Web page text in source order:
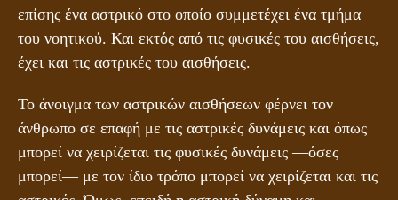
επίσης ένα αστρικό στο οποίο συμμετέχει ένα τμήμα
του νοητικού. Και εκτός από τις φυσικές του αισθήσεις,
έχει και τις αστρικές του αισθήσεις.
Το άνοιγμα των αστρικών αισθήσεων φέρνει τον
άνθρωπο σε επαφή με τις αστρικές δυνάμεις και όπως
μπορεί να χειρίζεται τις φυσικές δυνάμεις ―όσες
μπορεί― με τον ίδιο τρόπο μπορεί να χειρίζεται και τις